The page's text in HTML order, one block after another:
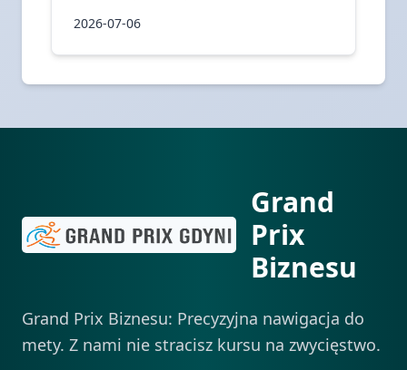
2026-07-06
Grand
Prix
Biznesu
Grand Prix Biznesu: Precyzyjna nawigacja do
mety. Z nami nie stracisz kursu na zwycięstwo.